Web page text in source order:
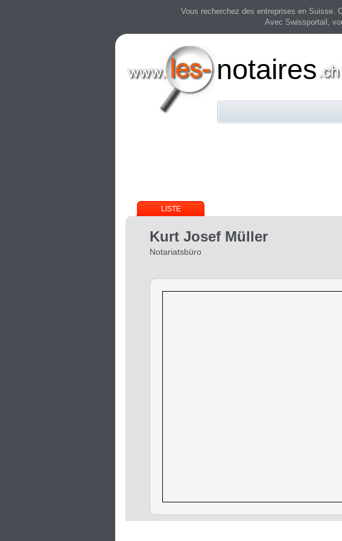
Vous recherchez des entreprises en Suisse.
Avec Swissportail,
notaires
LISTE
Kurt Josef Müller
Notariatsbüro